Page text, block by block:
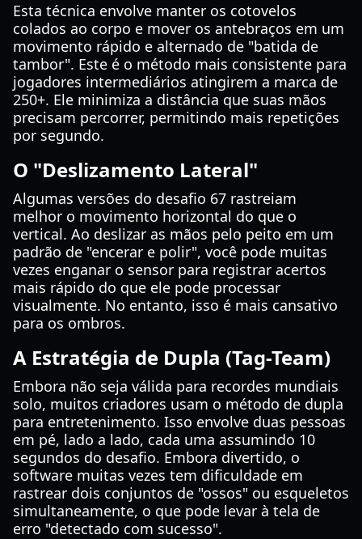
Esta técnica envolve manter os cotovelos
colados ao corpo e mover os antebraços em um
movimento rápido e alternado de "batida de
tambor". Este é o método mais consistente para
jogadores intermediários atingirem a marca de
250+. Ele minimiza a distância que suas mãos
precisam percorrer, permitindo mais repetições
por segundo.
O "Deslizamento Lateral"
Algumas versões do desafio 67 rastreiam
melhor o movimento horizontal do que o
vertical. Ao deslizar as mãos pelo peito em um
padrão de "encerar e polir", você pode muitas
vezes enganar o sensor para registrar acertos
mais rápido do que ele pode processar
visualmente. No entanto, isso é mais cansativo
para os ombros.
A Estratégia de Dupla (Tag-Team)
Embora não seja válida para recordes mundiais
solo, muitos criadores usam o método de dupla
para entretenimento. Isso envolve duas pessoas
em pé, lado a lado, cada uma assumindo 10
segundos do desafio. Embora divertido, o
software muitas vezes tem dificuldade em
rastrear dois conjuntos de "ossos" ou esqueletos
simultaneamente, o que pode levar à tela de
erro "detectado com sucesso".